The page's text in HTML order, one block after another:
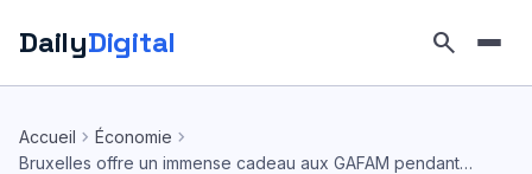
DailyDigital search
contenu
Accueil chevron_right Économie chevron_right
Bruxelles offre un immense cadeau aux GAFAM pendant…